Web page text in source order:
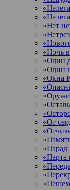
«Нет
«Ночь
«Один
«Один
«Окна
«От
«Парад
«Парта